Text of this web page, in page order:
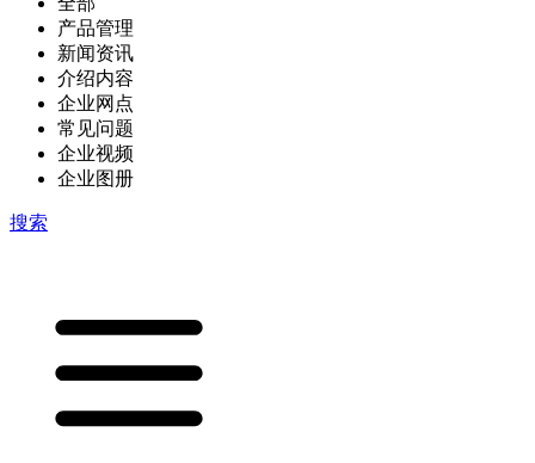
产品管理
新闻资讯
介绍内容
企业网点
常见问题
企业视频
企业图册
搜索